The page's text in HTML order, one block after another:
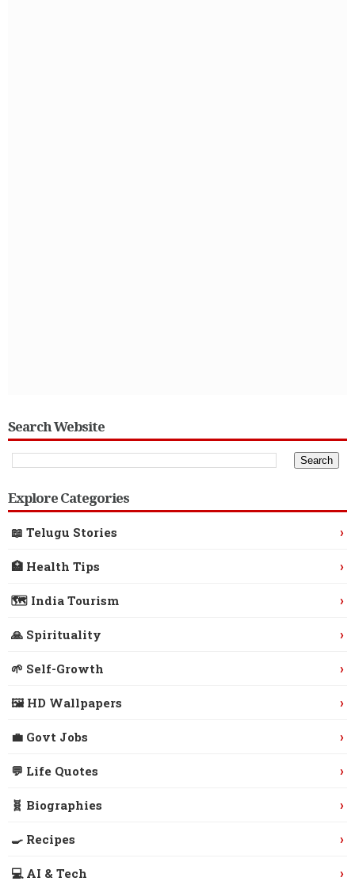
Search Website
Explore Categories
📖 Telugu Stories ›
🏥 Health Tips ›
🗺️ India Tourism ›
🙏 Spirituality ›
🌱 Self-Growth ›
🖼️ HD Wallpapers ›
💼 Govt Jobs ›
💬 Life Quotes ›
🧬 Biographies ›
🍳 Recipes ›
💻 AI & Tech ›